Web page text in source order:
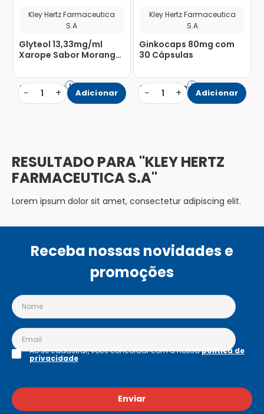
Kley Hertz Farmaceutica
S.A
Glyteol 13,33mg/ml
Xarope Sabor Morango
R$ 16 87
− 1 + Adicionar
Kley Hertz Farmaceutica
S.A
Ginkocaps 80mg com
30 Cápsulas
R$ 24 72
− 1 + Adicionar
KLEY HERTZ
FARMACEUTICA S.A
Lorem ipsum dolor sit amet, consectetur adipiscing elit.
Receba nossas novidades e
promoções
Enviar
Ao se cadastrar, você concordar com a nossapolítica de
privacidade